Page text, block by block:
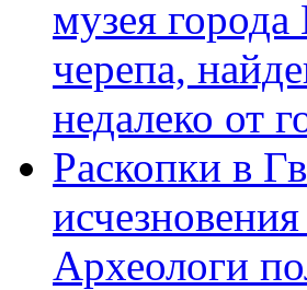
музея
черепа,
недалеко от
Раскопки в
Археологи